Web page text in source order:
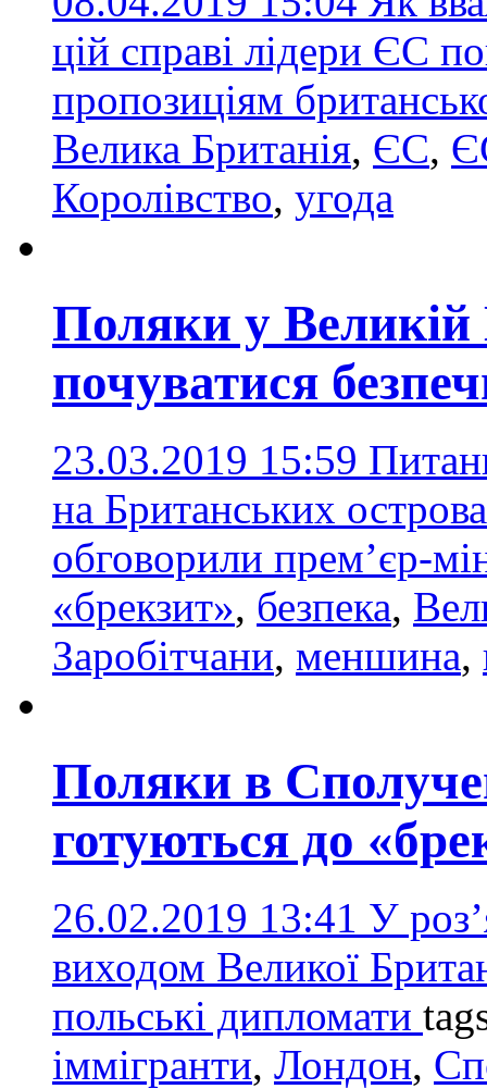
цій справі лідери ЄС
пропозиціям
Велика Британія, ЄС,
Королівство, угода
Поляки у Великій
почуватися
23.03.2019 15:59
на Британських
обговорили прем’єр-
«брекзит», безпека,
Заробітчани, меншина,
Поляки в
готуються до
26.02.2019 13:41 У
виходом Великої
польські дипломати
іммігранти, Лондон,